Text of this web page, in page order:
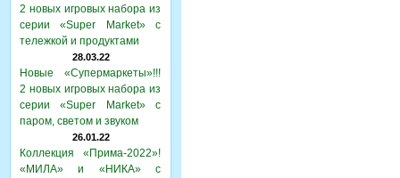
2 новых игровых набора из
серии «Super Market» с
тележкой и продуктами
28.03.22
Новые «Супермаркеты»!!!
2 новых игровых набора из
серии «Super Market» с
паром, светом и звуком
26.01.22
Коллекция «Прима-2022»!
«МИЛА» и «НИКА» с